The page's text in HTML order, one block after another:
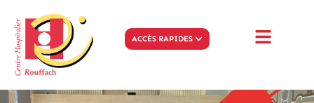
ACCÈS RAPIDES